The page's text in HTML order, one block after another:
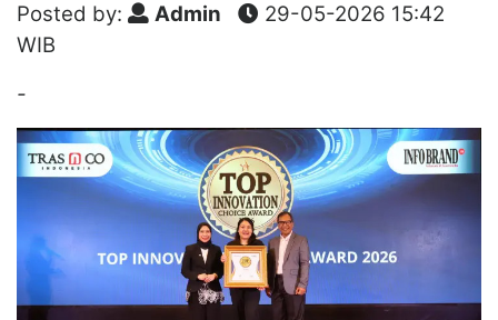
Posted by: Admin
29-05-2026 15:42
WIB
-